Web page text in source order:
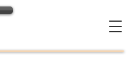
expert.co.il